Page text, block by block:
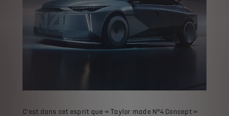
C’est dans cet esprit que « Taylor made N°4 Concept »